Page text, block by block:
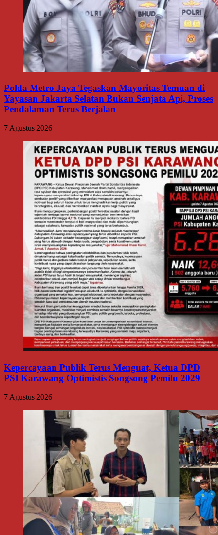
Polda Metro Jaya Tegaskan Mayoritas Temuan di
Yayasan Jakarta Selatan Bukan Senjata Api, Proses
Pendalaman Terus Berjalan
7 Agustus 2026
Kepercayaan Publik Terus Menguat, Ketua DPD
PSI Karawang Optimistis Songsong Pemilu 2029
7 Agustus 2026